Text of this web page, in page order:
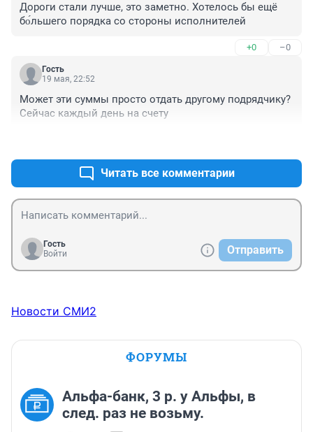
Дороги стали лучше, это заметно. Хотелось бы ещё
бо́льшего порядка со стороны исполнителей
+0 –0
Гость
19 мая, 22:52
Может эти суммы просто отдать другому подрядчику?
Сейчас каждый день на счету
Читать все комментарии
Гость
Войти
Отправить
Новости СМИ2
ФОРУМЫ
Альфа-банк, 3 р. у Альфы, в
след. раз не возьму.